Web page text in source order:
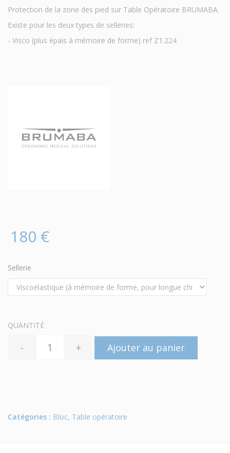
Protection de la zone des pied sur Table Opératoire BRUMABA.
Existe pour les deux types de selleries:
- Visco (plus épais à mémoire de forme) ref Z1.224
180 €
Sellerie
QUANTITÉ
- + Ajouter au panier
Catégories : Bloc, Table opératoire